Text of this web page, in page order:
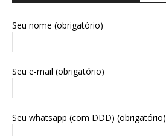
Seu nome (obrigatório)
Seu e-mail (obrigatório)
Seu whatsapp (com DDD) (obrigatório)